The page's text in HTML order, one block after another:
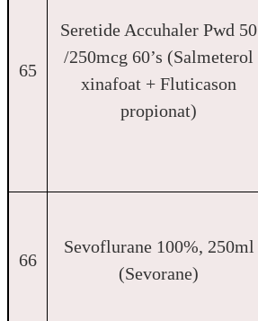
65
Seretide Accuhaler Pwd 50
/250mcg 60’s (Salmeterol
xinafoat + Fluticason
propionat)
66
Sevoflurane 100%, 250ml
(Sevorane)